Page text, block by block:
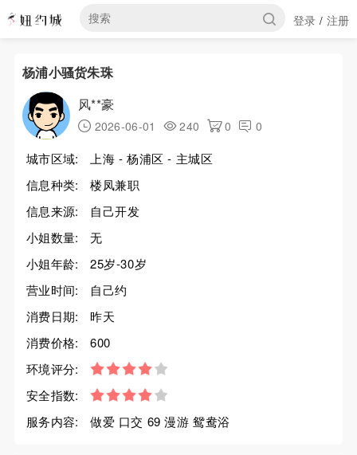
登录 / 注册
杨浦小骚货朱珠
风**豪
2026-06-01 240 0 0
城市区域:
上海 - 杨浦区 - 主城区
信息种类:
楼凤兼职
信息来源:
自己开发
小姐数量:
无
小姐年龄:
25岁-30岁
营业时间:
自己约
消费日期:
昨天
消费价格:
600
环境评分:
安全指数:
服务内容:
做爱 口交 69 漫游 鸳鸯浴